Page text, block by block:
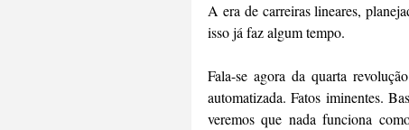
A era de carreiras lineares,
isso já faz algum tempo.
Fala-se agora da quarta
automatizada. Fatos iminentes.
veremos que nada funciona